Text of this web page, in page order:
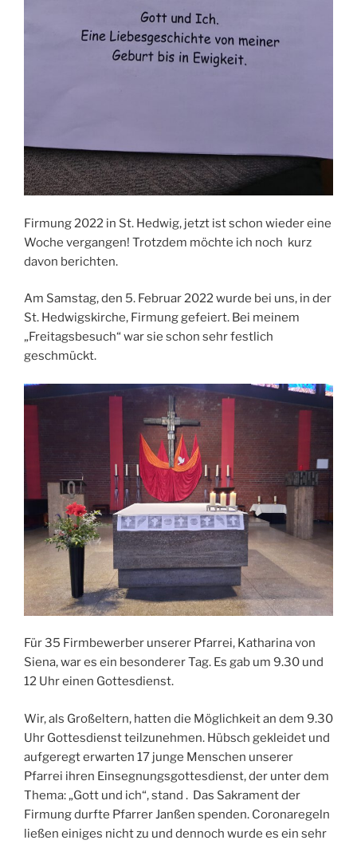
Firmung 2022 in St. Hedwig, jetzt ist schon wieder eine
Woche vergangen! Trotzdem möchte ich noch kurz
davon berichten.
Am Samstag, den 5. Februar 2022 wurde bei uns, in der
St. Hedwigskirche, Firmung gefeiert. Bei meinem
„Freitagsbesuch“ war sie schon sehr festlich
geschmückt.
Für 35 Firmbewerber unserer Pfarrei, Katharina von
Siena, war es ein besonderer Tag. Es gab um 9.30 und
12 Uhr einen Gottesdienst.
Wir, als Großeltern, hatten die Möglichkeit an dem 9.30
Uhr Gottesdienst teilzunehmen. Hübsch gekleidet und
aufgeregt erwarten 17 junge Menschen unserer
Pfarrei ihren Einsegnungsgottesdienst, der unter dem
Thema: „Gott und ich“, stand . Das Sakrament der
Firmung durfte Pfarrer Janßen spenden. Coronaregeln
ließen einiges nicht zu und dennoch wurde es ein sehr